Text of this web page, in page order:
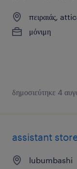
πειραιάς,
μόνιμη
δημοσιεύτηκε 4
assistant
lubumbashi